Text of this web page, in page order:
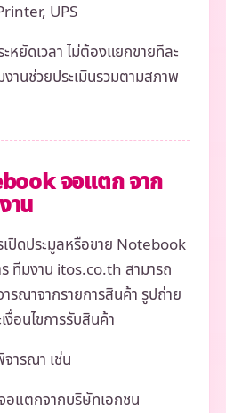
UPS
หยัดเวลา ไม่ต้องแยกขายทีละ
งานช่วยประเมินรวมตามสภาพ
จอแตก จาก
าน
ปิดประมูลหรือขาย Notebook
ทีมงาน itos.co.th สามารถ
รณาจากรายการสินค้า รูปถ่าย
งื่อนไขการรับสินค้า
ารณา เช่น
แตกจากบริษัทเอกชน